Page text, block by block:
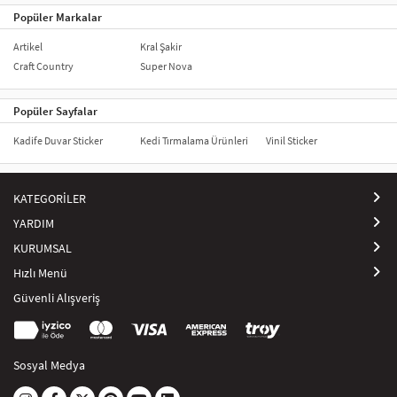
Popüler Markalar
Artikel
Craft Country
Kral Şakir
Super Nova
Popüler Sayfalar
Kadife Duvar Sticker Kedi Tırmalama Ürünleri Vinil Sticker
KATEGORİLER
YARDIM
KURUMSAL
Hızlı Menü
Güvenli Alışveriş
Sosyal Medya